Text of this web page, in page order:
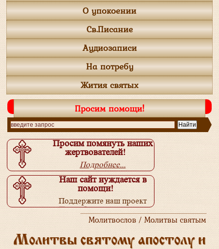
О упокоении
Св.Писание
Аудиозаписи
На потребу
Жития святых
Просим помощи!
Просим помянуть наших
жертвователей!
Подробнее...
Наш сайт нуждается в
помощи!
Поддержите наш проект
Подробнее...
Молитвослов / Молитвы святым
Молитвы святому апостолу и